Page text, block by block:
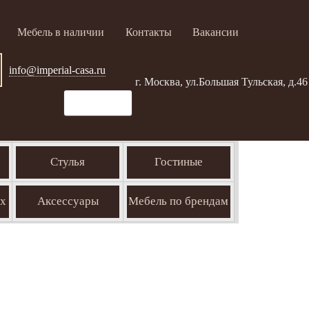
Мебель в наличии Контакты Вакансии
info@imperial-casa.ru
г. Москва, ул.Большая Тульская, д.46
Стулья Гостиные
Аксессуары Мебель по брендам